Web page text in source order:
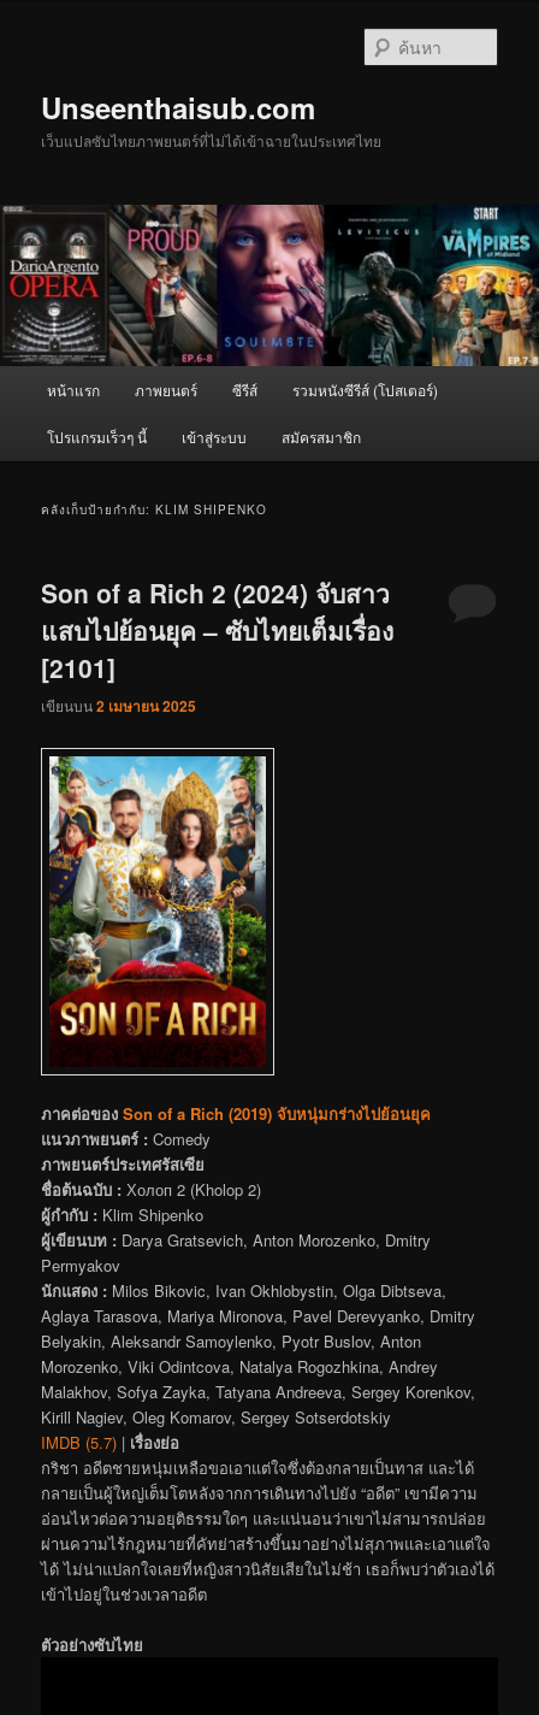
Unseenthaisub.com
เว็บแปลซับไทยภาพยนตร์ที่ไม่ได้เข้าฉายในประเทศไทย
หน้าแรก ภาพยนตร์ ซีรีส์ รวมหนังซีรีส์ (โปสเตอร์)
โปรแกรมเร็วๆ นี้ เข้าสู่ระบบ สมัครสมาชิก
คลังเก็บป้ายกำกับ:KLIM SHIPENKO
Son of a Rich 2 (2024) จับสาว
แสบไปย้อนยุค – ซับไทยเต็มเรื่อง
[2101]
เขียนบน2 เมษายน 2025
ภาคต่อของ Son of a Rich (2019) จับหนุ่มกร่างไปย้อนยุค
แนวภาพยนตร์ : Comedy
ภาพยนตร์ประเทศรัสเซีย
ชื่อต้นฉบับ : Холоп 2 (Kholop 2)
ผู้กำกับ : Klim Shipenko
ผู้เขียนบท : Darya Gratsevich, Anton Morozenko, Dmitry
Permyakov
นักแสดง : Milos Bikovic, Ivan Okhlobystin, Olga Dibtseva,
Aglaya Tarasova, Mariya Mironova, Pavel Derevyanko, Dmitry
Belyakin, Aleksandr Samoylenko, Pyotr Buslov, Anton
Morozenko, Viki Odintcova, Natalya Rogozhkina, Andrey
Malakhov, Sofya Zayka, Tatyana Andreeva, Sergey Korenkov,
Kirill Nagiev, Oleg Komarov, Sergey Sotserdotskiy
IMDB (5.7) | เรื่องย่อ
กริชา อดีตชายหนุ่มเหลือขอเอาแต่ใจซึ่งต้องกลายเป็นทาส และได้
กลายเป็นผู้ใหญ่เต็มโตหลังจากการเดินทางไปยัง “อดีต” เขามีความ
อ่อนไหวต่อความอยุติธรรมใดๆ และแน่นอนว่าเขาไม่สามารถปล่อย
ผ่านความไร้กฎหมายที่คัทย่าสร้างขึ้นมาอย่างไม่สุภาพและเอาแต่ใจ
ได้ ไม่น่าแปลกใจเลยที่หญิงสาวนิสัยเสียในไม่ช้า เธอก็พบว่าตัวเองได้
เข้าไปอยู่ในช่วงเวลาอดีต
ตัวอย่างซับไทย